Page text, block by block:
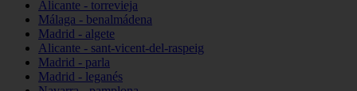
Alicante - torrevieja
Málaga - benalmádena
Madrid - algete
Alicante - sant-vicent-del-raspeig
Madrid - parla
Madrid - leganés